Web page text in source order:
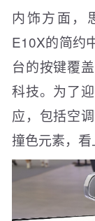
内饰方面，
E10X的简约
台的按键覆
科技。为了
应，包括空
撞色元素，看